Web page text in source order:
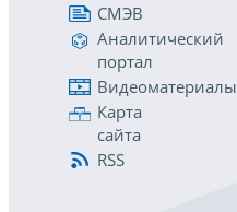
СМЭВ
Аналитический
портал
Видеоматериалы
Карта
сайта
RSS